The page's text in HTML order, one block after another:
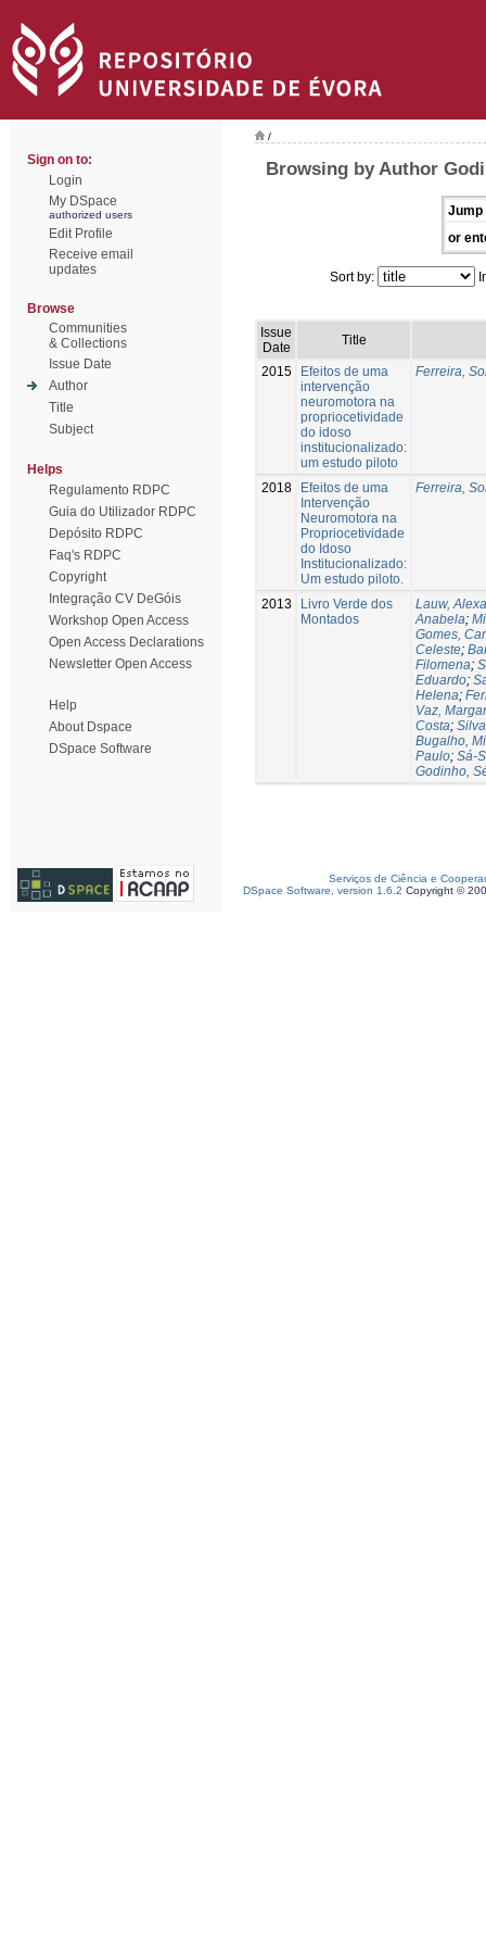
Sign on to:
Login
My DSpace
authorized users
Edit Profile
Receive email
updates
Browse
Communities
& Collections
Issue Date
Author
Title
Subject
Helps
Regulamento RDPC
Guia do Utilizador RDPC
Depósito RDPC
Faq's RDPC
Copyright
Integração CV DeGóis
Workshop Open Access
Open Access Declarations
Newsletter Open Access
Help
About Dspace
DSpace Software
/
Browsing by Author
Jump
or
Sort by:
Issue
Date
Title
2015
Efeitos de uma
intervenção
neuromotora na
propriocetividade
do idoso
institucionalizado:
um estudo piloto
Ferreira,
2018
Efeitos de uma
Intervenção
Neuromotora na
Propriocetividade
do Idoso
Institucionalizado:
Um estudo piloto.
Ferreira,
2013
Livro Verde dos
Montados
Lauw,
Anabela;
Gomes,
Celeste;
Filomena;
Eduardo;
Helena;
Vaz,
Costa;
Bugalho,
Paulo; Sá-
Godinho,
Serviços de Ciência e
DSpace Software, version 1.6.2 Copyright ©